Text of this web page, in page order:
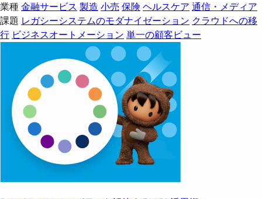
業種金融サービス 製造 小売 保険 ヘルスケア 通信・メディア
課題 レガシーシステムのモダナイゼーション クラウドへの移
行 ビジネスオートメーション 単一の顧客ビュー